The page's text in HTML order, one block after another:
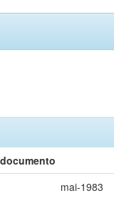
mai-1983